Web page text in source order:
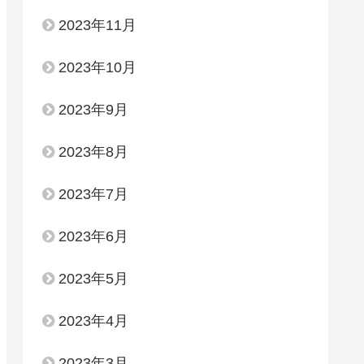
2023年11月
2023年10月
2023年9月
2023年8月
2023年7月
2023年6月
2023年5月
2023年4月